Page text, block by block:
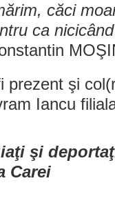
căci
ca
prezent şi
Iancu
şi
Carei